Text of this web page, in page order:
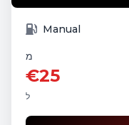
Manual
מ
€25
ל